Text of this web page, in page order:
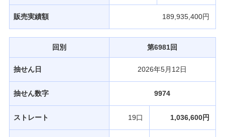
販売実績額 189,935,400円
回別 第6981回
抽せん日 2026年5月12日
抽せん数字 9974
ストレート 19口 1,036,600円